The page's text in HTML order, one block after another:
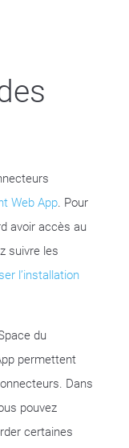
Web App. Pour
avoir accès au
suivre les
l’installation
du
permettent
Dans
pouvez
certaines